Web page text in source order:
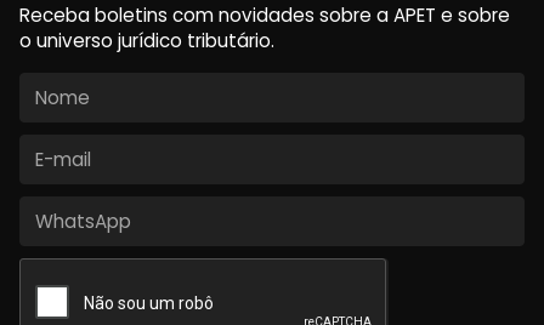
Receba boletins com novidades sobre a APET e sobre
o universo jurídico tributário.